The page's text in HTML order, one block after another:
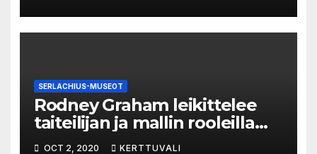
SERLACHIUS-MUSEOT
Rodney Graham leikittelee
taiteilijan ja mallin rooleilla
Serlachius-museoissa
OCT 2, 2020 KERTTUVALI